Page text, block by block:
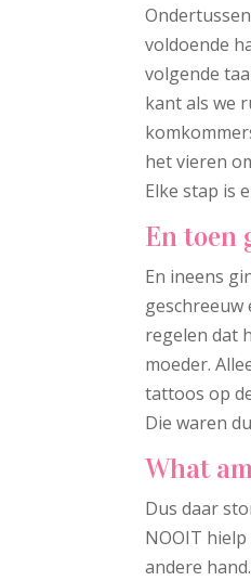
voldoende
volgende
kant als we
het vieren
Elke stap is
En
En ineens
geschreeuw
regelen dat
moeder.
tattoos op
Die waren
What
Dus daar
NOOIT
andere